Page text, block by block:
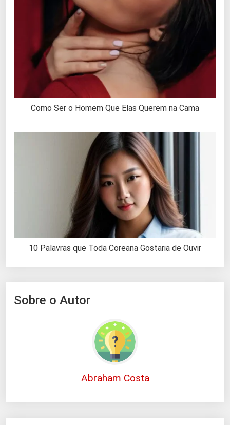
Como Ser o Homem Que Elas Querem na Cama
10 Palavras que Toda Coreana Gostaria de Ouvir
Sobre o Autor
Abraham Costa